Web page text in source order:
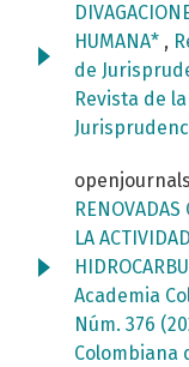
HUMANA* ,
de
Revista de
RENOVADAS
LA
Academia
Núm. 376
Colombiana